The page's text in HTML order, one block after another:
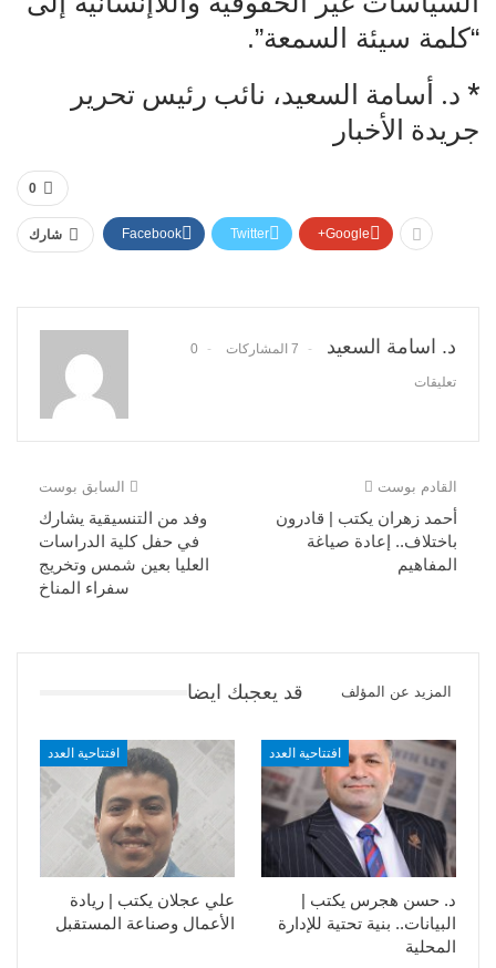
“كلمة سيئة السمعة”.
* د. أسامة السعيد، نائب رئيس تحرير
جريدة الأخبار
0
شارك Facebook Twitter Google+
د. اسامة السعيد 7 المشاركات 0
تعليقات
السابق بوست
وفد من التنسيقية يشارك
في حفل كلية الدراسات
العليا بعين شمس وتخريج
سفراء المناخ
القادم بوست
أحمد زهران يكتب | قادرون
باختلاف.. إعادة صياغة
المفاهيم
قد يعجبك ايضا المزيد عن المؤلف
افتتاحية العدد
علي عجلان يكتب | ريادة
الأعمال وصناعة المستقبل
افتتاحية العدد
د. حسن هجرس يكتب |
البيانات.. بنية تحتية للإدارة
المحلية